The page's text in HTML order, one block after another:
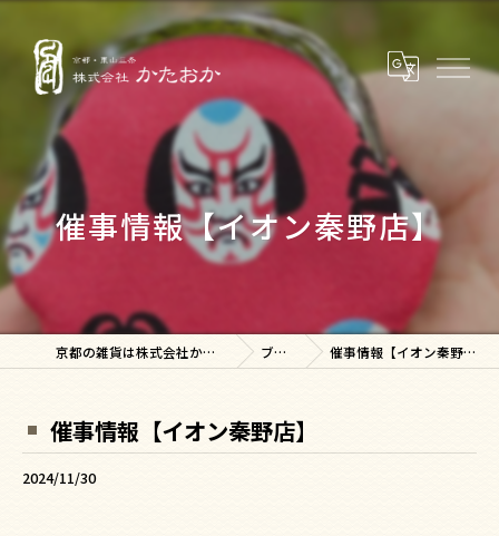
催事情報【イオン秦野店】
京都の雑貨は株式会社かたおか ブログ 催事情報【イオン秦野店】
催事情報【イオン秦野店】
2024/11/30